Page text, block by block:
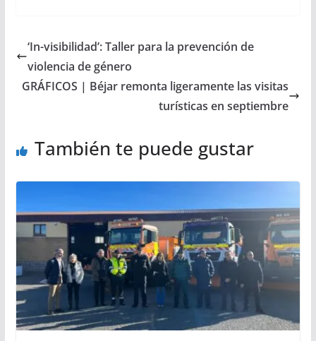
‘In-visibilidad’: Taller para la prevención de
violencia de género
GRÁFICOS | Béjar remonta ligeramente las visitas
turísticas en septiembre
También te puede gustar